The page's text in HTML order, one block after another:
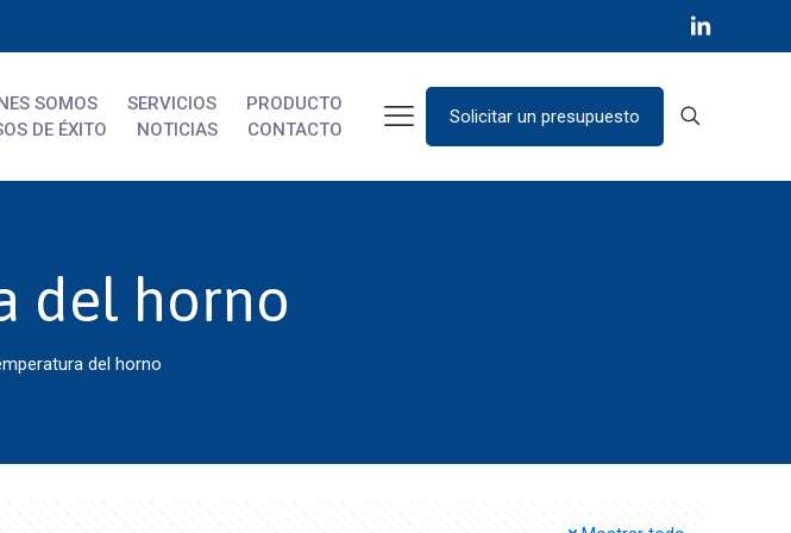
SOMOS SERVICIOS
PRODUCTO
DE ÉXITO
NOTICIAS CONTACTO
Solicitar un presupuesto
del horno
del horno